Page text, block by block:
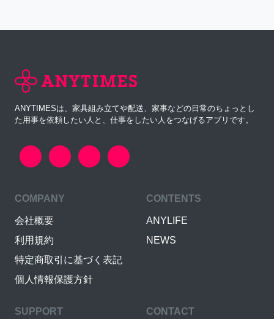
ANYTIMESは、家具組み立てや配送、家事などの日常のちょっとし
た用事を依頼したい人と、仕事をしたい人をつなげるアプリです。
COMPANY
会社概要
利用規約
特定商取引に基づく表記
個人情報保護方針
CONTENTS
ANYLIFE
NEWS
SUPPORT CONTACT